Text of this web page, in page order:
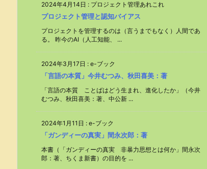
2024年4月14日 : プロジェクト管理あれこれ
プロジェクト管理と認知バイアス
プロジェクトを管理するのは（言うまでもなく）人間であ
る。 昨今のAI（人工知能、 ...
2024年3月17日 : e-ブック
「言語の本質」今井むつみ、秋田喜美：著
「言語の本質 ことばはどう生まれ、進化したか」（今井
むつみ、秋田喜美：著、中公新 ...
2024年1月11日 : e-ブック
「ガンディーの真実」間永次郎：著
本書（「ガンディーの真実 非暴力思想とは何か」間永次
郎：著、ちくま新書）の目的を ...